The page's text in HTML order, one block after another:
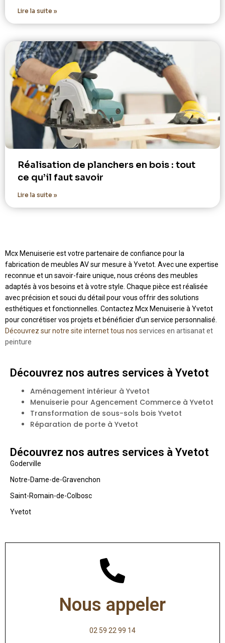
Lire la suite »
Réalisation de planchers en bois : tout
ce qu’il faut savoir
Lire la suite »
Mcx Menuiserie est votre partenaire de confiance pour la
fabrication de meubles AV sur mesure à Yvetot. Avec une expertise
reconnue et un savoir-faire unique, nous créons des meubles
adaptés à vos besoins et à votre style. Chaque pièce est réalisée
avec précision et souci du détail pour vous offrir des solutions
esthétiques et fonctionnelles. Contactez Mcx Menuiserie à Yvetot
pour concrétiser vos projets et bénéficier d’un service personnalisé.
Découvrez sur notre site internet tous nos services en artisanat et
peinture
Découvrez nos autres services à Yvetot
Aménagement intérieur à Yvetot
Menuiserie pour Agencement Commerce à Yvetot
Transformation de sous-sols bois Yvetot
Réparation de porte à Yvetot
Découvrez nos autres services à Yvetot
Goderville
Notre-Dame-de-Gravenchon
Saint-Romain-de-Colbosc
Yvetot
Nous appeler
02 59 22 99 14